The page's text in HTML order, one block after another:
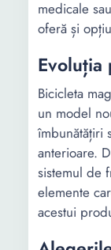
medicale
oferă și
Evoluția
Bicicleta
un model
îmbunătățiri
anterioare.
sistemul de
elemente
acestui